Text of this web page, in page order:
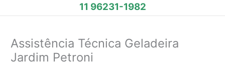
11 96231-1982
Assistência Técnica Geladeira
Jardim Petroni